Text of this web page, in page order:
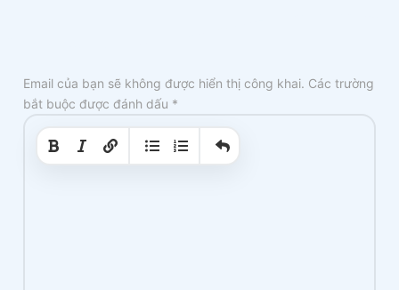
Email của bạn sẽ không được hiển thị công khai. Các trường
bắt buộc được đánh dấu *